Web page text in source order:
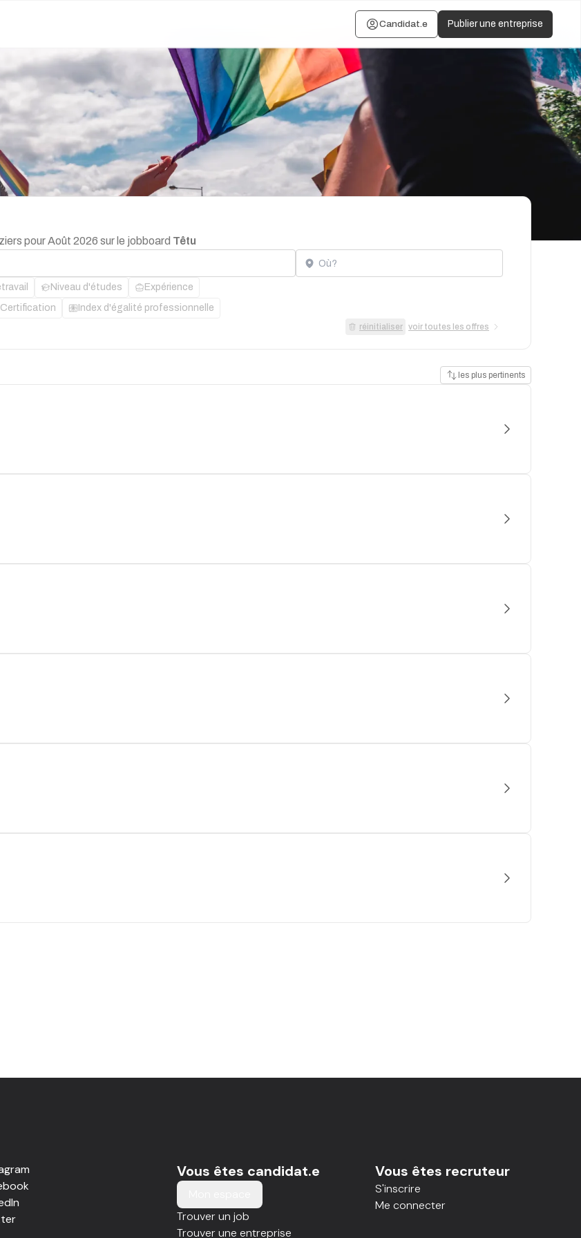
Candidat.e Publier une entreprise
pour Août 2026 sur le jobboard Têtu
Localisation
Niveau d'études Expérience
Certification Index d'égalité professionnelle
réinitialiser voir toutes les offres
les plus pertinents
Vous êtes candidat.e
Trouver un job
Trouver une entreprise
Vous êtes recruteur
S'inscrire
Me connecter